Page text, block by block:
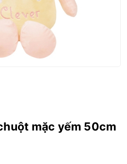
mặc yếm 50cm